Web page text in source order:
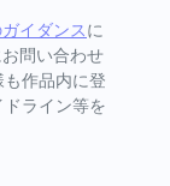
イダンスに
問い合わせ
作品内に登
ライン等を